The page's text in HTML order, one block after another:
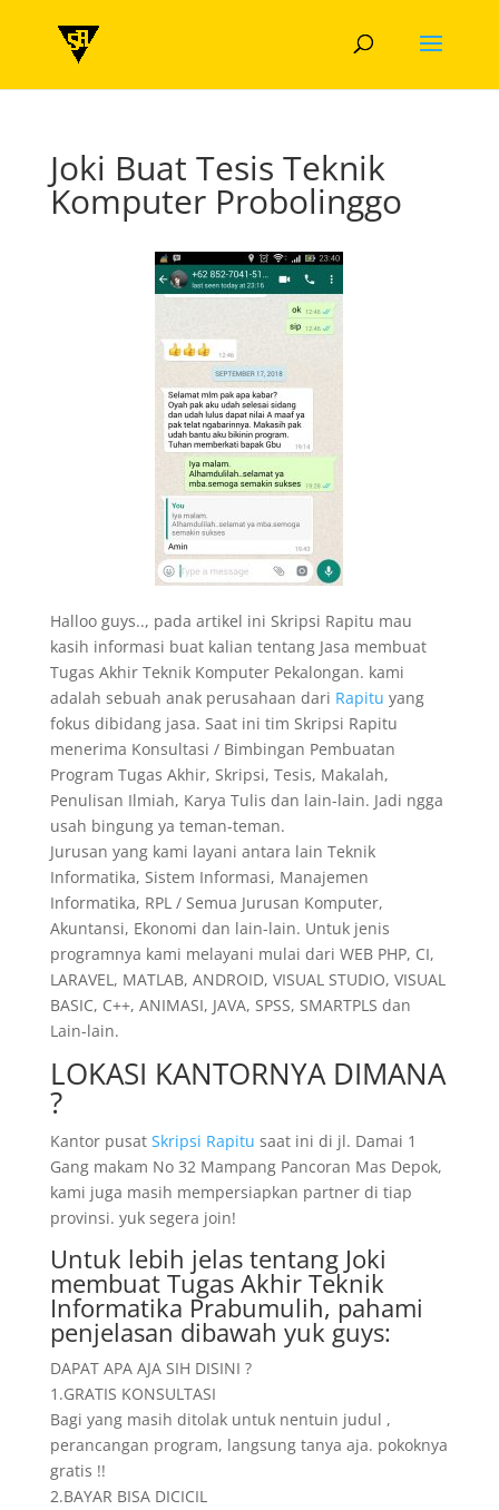
Joki Buat Tesis Teknik
Komputer Probolinggo
Halloo guys.., pada artikel ini Skripsi Rapitu mau
kasih informasi buat kalian tentang Jasa membuat
Tugas Akhir Teknik Komputer Pekalongan. kami
adalah sebuah anak perusahaan dari Rapitu yang
fokus dibidang jasa. Saat ini tim Skripsi Rapitu
menerima Konsultasi / Bimbingan Pembuatan
Program Tugas Akhir, Skripsi, Tesis, Makalah,
Penulisan Ilmiah, Karya Tulis dan lain-lain. Jadi ngga
usah bingung ya teman-teman.
Jurusan yang kami layani antara lain Teknik
Informatika, Sistem Informasi, Manajemen
Informatika, RPL / Semua Jurusan Komputer,
Akuntansi, Ekonomi dan lain-lain. Untuk jenis
programnya kami melayani mulai dari WEB PHP, CI,
LARAVEL, MATLAB, ANDROID, VISUAL STUDIO, VISUAL
BASIC, C++, ANIMASI, JAVA, SPSS, SMARTPLS dan
Lain-lain.
LOKASI KANTORNYA DIMANA
?
Kantor pusat Skripsi Rapitu saat ini di jl. Damai 1
Gang makam No 32 Mampang Pancoran Mas Depok,
kami juga masih mempersiapkan partner di tiap
provinsi. yuk segera join!
Untuk lebih jelas tentang Joki
membuat Tugas Akhir Teknik
Informatika Prabumulih, pahami
penjelasan dibawah yuk guys:
DAPAT APA AJA SIH DISINI ?
1.GRATIS KONSULTASI
Bagi yang masih ditolak untuk nentuin judul ,
perancangan program, langsung tanya aja. pokoknya
gratis !!
2.BAYAR BISA DICICIL